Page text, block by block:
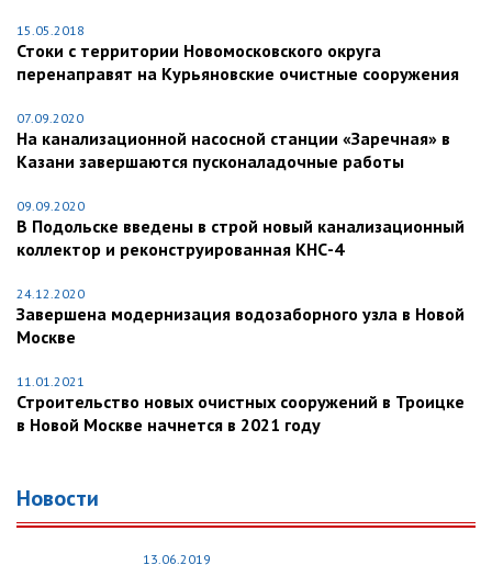
15.05.2018
Стоки с территории Новомосковского округа
перенаправят на Курьяновские очистные сооружения
07.09.2020
На канализационной насосной станции «Заречная» в
Казани завершаются пусконаладочные работы
09.09.2020
В Подольске введены в строй новый канализационный
коллектор и реконструированная КНС-4
24.12.2020
Завершена модернизация водозаборного узла в Новой
Москве
11.01.2021
Строительство новых очистных сооружений в Троицке
в Новой Москве начнется в 2021 году
Новости
13.06.2019